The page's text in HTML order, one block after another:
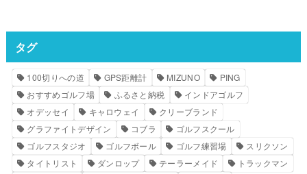
タグ
100切りへの道 GPS距離計 MIZUNO
PING
おすすめゴルフ場
ふるさと納税
インドアゴルフ
オデッセイ
キャロウェイ
クリーブランド
グラファイトデザイン
コブラ
ゴルフスクール
ゴルフスタジオ
ゴルフボール ゴルフ練習場
スリクソン
タイトリスト
ダンロップ テーラーメイド トラックマン